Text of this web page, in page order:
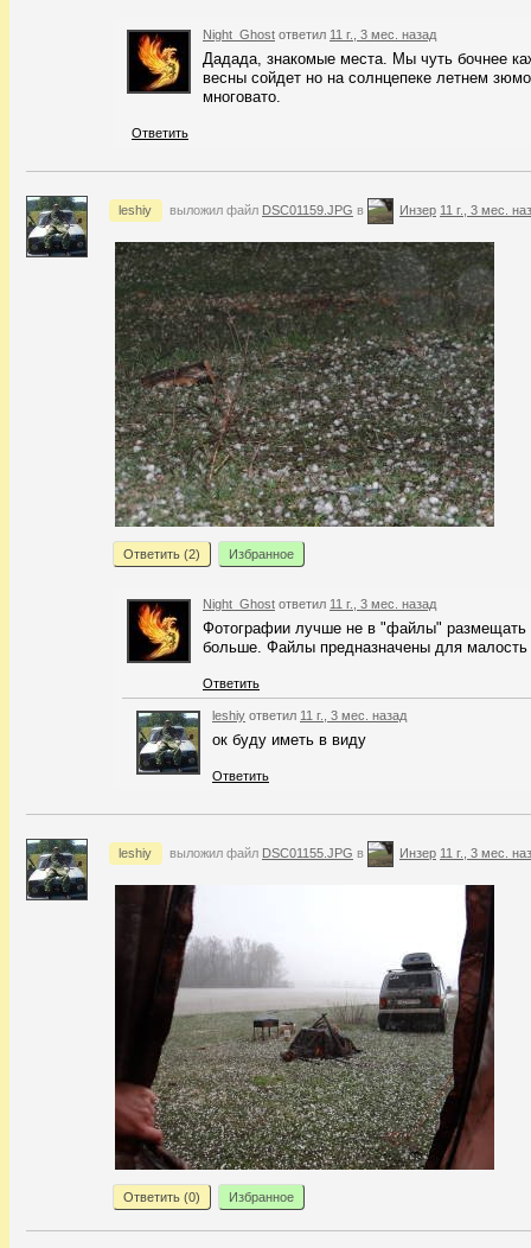
Night_Ghost ответил 11 г., 3 мес. назад
Дадада, знакомые места. Мы чуть бочнее
весны сойдет но на солнцепеке летнем
многовато.
Ответить
leshiy выложил файл DSC01159.JPG в Инзер 11 г., 3 мес.
Ответить (2) Избранное
Night_Ghost ответил 11 г., 3 мес. назад
Фотографии лучше не в "файлы"
больше. Файлы предназначены для малость
Ответить
leshiy ответил 11 г., 3 мес. назад
ок буду иметь в виду
Ответить
leshiy выложил файл DSC01155.JPG в Инзер 11 г., 3 мес.
Ответить (0) Избранное